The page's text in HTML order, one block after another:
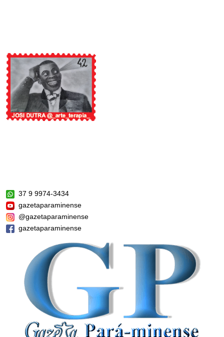
37 9 9974-3434
gazetaparaminense
@gazetaparaminense
gazetaparaminense